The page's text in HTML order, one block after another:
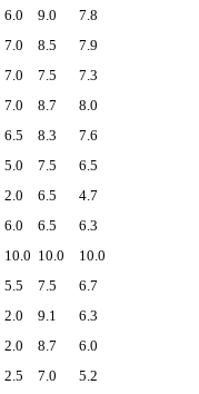
6.0 9.0
7.8
7.0 8.5
7.9
7.0 7.5
7.3
7.0 8.7
8.0
6.5 8.3
7.6
5.0 7.5
6.5
2.0 6.5
4.7
6.0 6.5
6.3
10.0 10.0
10.0
5.5 7.5
6.7
2.0 9.1
6.3
2.0 8.7
6.0
2.5 7.0
5.2